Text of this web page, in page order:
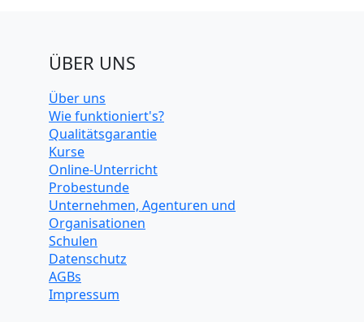
ÜBER UNS
Über uns
Wie funktioniert's?
Qualitätsgarantie
Kurse
Online-Unterricht
Probestunde
Unternehmen, Agenturen und
Organisationen
Schulen
Datenschutz
AGBs
Impressum